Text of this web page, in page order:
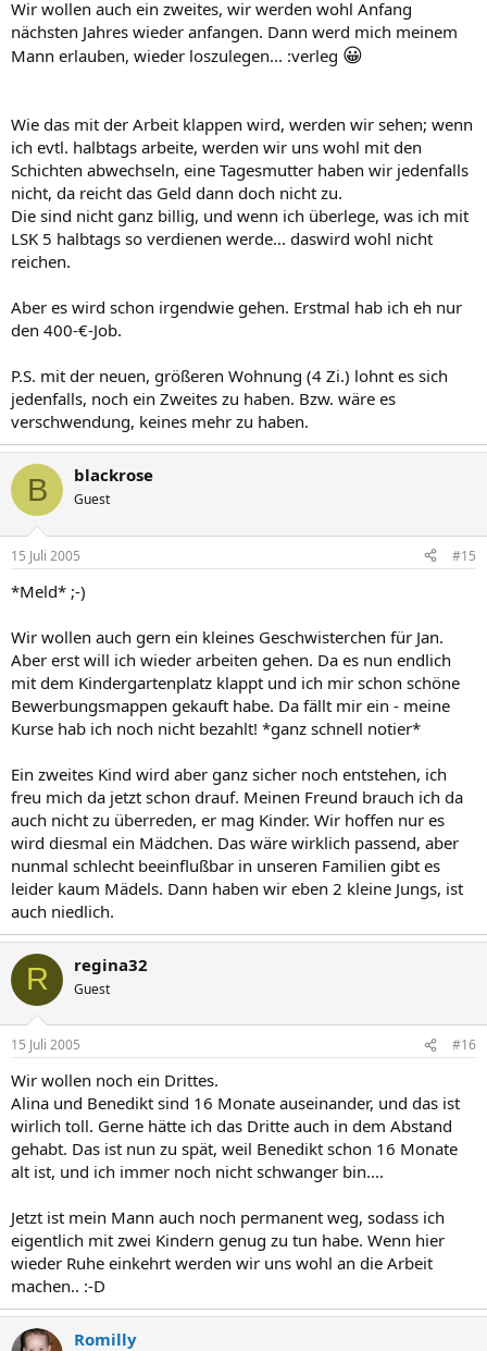
Wir wollen auch ein zweites, wir werden wohl Anfang
nächsten Jahres wieder anfangen. Dann werd mich meinem
Mann erlauben, wieder loszulegen... :verleg 😀
Wie das mit der Arbeit klappen wird, werden wir sehen; wenn
ich evtl. halbtags arbeite, werden wir uns wohl mit den
Schichten abwechseln, eine Tagesmutter haben wir jedenfalls
nicht, da reicht das Geld dann doch nicht zu.
Die sind nicht ganz billig, und wenn ich überlege, was ich mit
LSK 5 halbtags so verdienen werde... daswird wohl nicht
reichen.
Aber es wird schon irgendwie gehen. Erstmal hab ich eh nur
den 400-€-Job.
P.S. mit der neuen, größeren Wohnung (4 Zi.) lohnt es sich
jedenfalls, noch ein Zweites zu haben. Bzw. wäre es
verschwendung, keines mehr zu haben.
B blackrose
Guest
15 Juli 2005 #15
*Meld* ;-)
Wir wollen auch gern ein kleines Geschwisterchen für Jan.
Aber erst will ich wieder arbeiten gehen. Da es nun endlich
mit dem Kindergartenplatz klappt und ich mir schon schöne
Bewerbungsmappen gekauft habe. Da fällt mir ein - meine
Kurse hab ich noch nicht bezahlt! *ganz schnell notier*
Ein zweites Kind wird aber ganz sicher noch entstehen, ich
freu mich da jetzt schon drauf. Meinen Freund brauch ich da
auch nicht zu überreden, er mag Kinder. Wir hoffen nur es
wird diesmal ein Mädchen. Das wäre wirklich passend, aber
nunmal schlecht beeinflußbar in unseren Familien gibt es
leider kaum Mädels. Dann haben wir eben 2 kleine Jungs, ist
auch niedlich.
R regina32
Guest
15 Juli 2005 #16
Wir wollen noch ein Drittes.
Alina und Benedikt sind 16 Monate auseinander, und das ist
wirlich toll. Gerne hätte ich das Dritte auch in dem Abstand
gehabt. Das ist nun zu spät, weil Benedikt schon 16 Monate
alt ist, und ich immer noch nicht schwanger bin....
Jetzt ist mein Mann auch noch permanent weg, sodass ich
eigentlich mit zwei Kindern genug zu tun habe. Wenn hier
wieder Ruhe einkehrt werden wir uns wohl an die Arbeit
machen.. :-D
Romilly